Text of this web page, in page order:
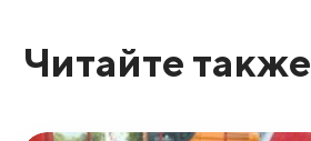
Читайте также